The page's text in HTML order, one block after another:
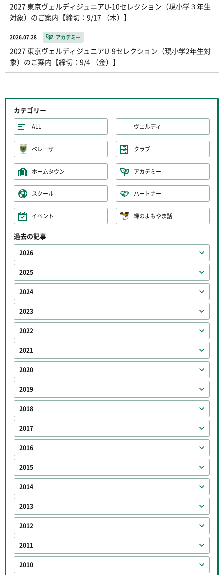
2027 東京ヴェルディジュニアU-10セレクション（現小学３年生
対象）のご案内【締切：9/17 （木）】
2026.07.28 アカデミー
2027 東京ヴェルディジュニアU-9セレクション（現小学2年生対
象）のご案内【締切：9/4 （金）】
カテゴリー
ALL ヴェルディ
ベレーザ クラブ
ホームタウン アカデミー
スクール パートナー
イベント 緑のよもやま話
過去の記事
2026
2025
2024
2023
2022
2021
2020
2019
2018
2017
2016
2015
2014
2013
2012
2011
2010